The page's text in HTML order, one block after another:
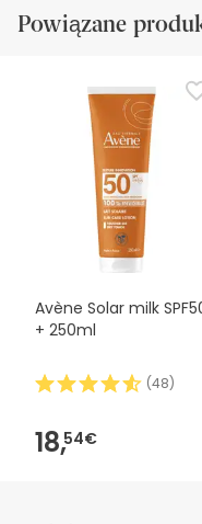
Informacje o
Unikaj bezpośredniego
śluzowymi
Unikaj długotrwałej
największego
Używaj odzieży, czapki
celu ochrony
Powiązane
Avène Solar milk
+ 250ml
(48)
18,54€